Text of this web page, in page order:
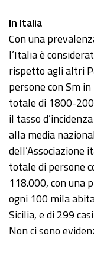
In Italia
Con una
l’Italia è
rispetto agli altri
persone con Sm
totale di 1800-
il tasso
alla media
dell’Associazione
totale di persone
118.000, con una
ogni 100 mila
Sicilia, e di 299
Non ci sono